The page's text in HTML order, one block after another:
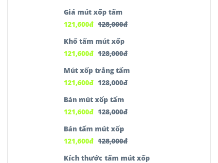
Giá mút xốp tấm
121,600đ 128,000đ
Khổ tấm mút xốp
121,600đ 128,000đ
Mút xốp trắng tấm
121,600đ 128,000đ
Bán mút xốp tấm
121,600đ 128,000đ
Bán tấm mút xốp
121,600đ 128,000đ
Kích thước tấm mút xốp